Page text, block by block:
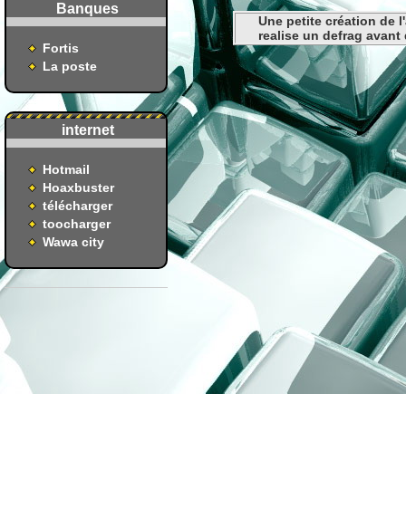
Banques
Fortis
La poste
internet
Hotmail
Hoaxbuster
télécharger
toocharger
Wawa city
Une petite création de
realise un defrag